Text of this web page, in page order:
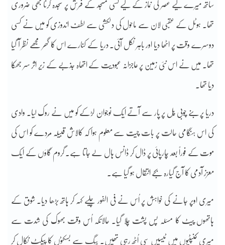
ساتھ میرے لیے عصر کی نماز کے لیے کسی مسجد کے فرش پر سجدہ کرنا بھی ضروری
تھا۔ ہوٹل کے عقبی لان سے ماحول کی دلکشی سے لطف اندوزی کو میں نے کسی
دوسرے وقت پر اٹھا دیا اور باہر نکل آئی۔ دریا کے کنارے اس کا گھر مجھے نظر آ گیا
تھا۔ میں نے اس نئی زمین پر عاجزانہ عبودیت کے اتھاہ جذبے کے زیر اثر سر جھُکا
دیا تھا۔
دریا پر بنے چوبی پُل پر پار سے آتے ایک نوجوان لڑکے کو میں نے روک لیا۔ وادی
کی اس ہنگامی حالت پر بات چیت سے معلوم ہوا کہ کالاش قبیلہ مُردے کو اس کی
موت کے فوراً بعد چارپائی پر ڈال کر ڈانس ہال لے جاتا ہے۔ گروم گاؤں کے ایک
معزز آدمی کا آج گیارہ بجے انتقال ہو گیا ہے۔
میری اوپر جانے کی خواہش پر اُس نے فی الفور چلیے کہہ کر ہاتھ بڑھا دیا۔ شوق کے
ہاتھوں پیٹ کا مسئلہ پس پشت چلا گیا۔ حالانکہ اُس وقت بھوک کی شدت سے
میری کنپٹیوں میں ٹیسیں سی اُٹھ رہی تھیں۔ بیگ سے بسکٹوں کا پیکٹ نکال کر